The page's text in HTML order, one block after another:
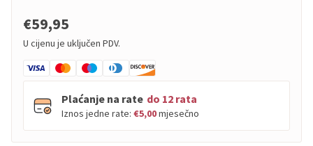
€59,95
U cijenu je uključen PDV.
Plaćanje na rate do 12 rata
Iznos jedne rate: €5,00mjesečno